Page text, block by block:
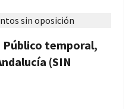
temporal,
(SIN